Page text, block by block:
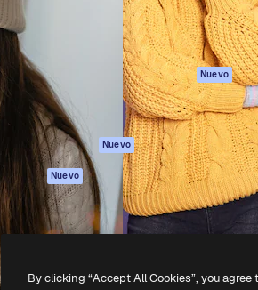
Generador de
vídeos
Texto a voz
Contenido de
stock
MCP para
Claude/ChatGPT
Nuevo
Agentes Nuevo
API
App móvil
Términos de uso
Política de
privacidad
Originales Nuevo
Política de cookies
Centro de
confianza
Afiliados
Empresas
By clicking “Accept All Cookies”, you